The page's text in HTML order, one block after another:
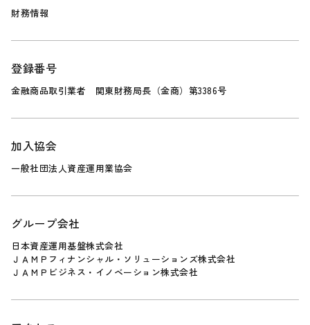
財務情報
登録番号
金融商品取引業者 関東財務局長（金商）第3386号
加入協会
一般社団法人資産運用業協会
グループ会社
日本資産運用基盤株式会社
ＪＡＭＰフィナンシャル・ソリューションズ株式会社
ＪＡＭＰビジネス・イノベーション株式会社